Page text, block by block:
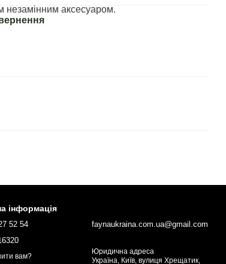
незамінним аксесуаром.
інформація
52 54
вам?
faynaukraina.com.ua@gmail.com
Юридична адреса
Україна, Київ, вулиця Хрещатик,